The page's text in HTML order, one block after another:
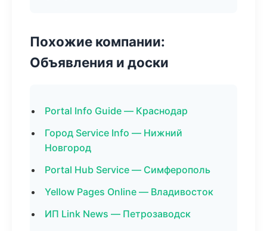
Похожие компании:
Объявления и доски
Portal Info Guide — Краснодар
Город Service Info — Нижний
Новгород
Portal Hub Service — Симферополь
Yellow Pages Online — Владивосток
ИП Link News — Петрозаводск